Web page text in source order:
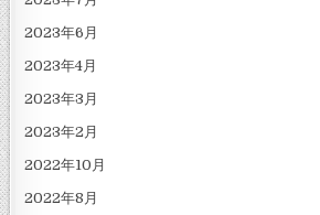
2023年6月
2023年4月
2023年3月
2023年2月
2022年10月
2022年8月